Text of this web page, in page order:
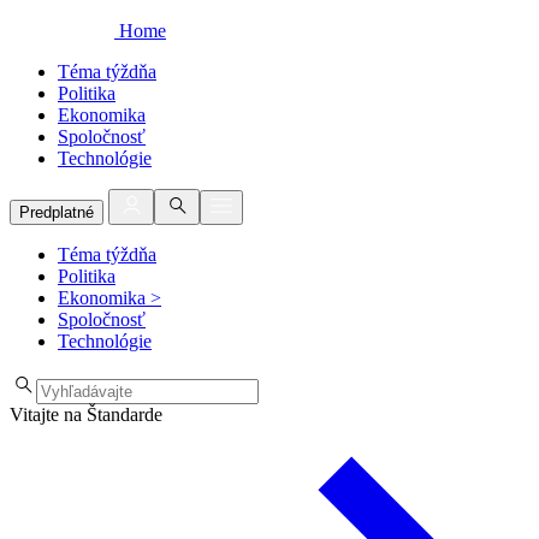
Home
Téma týždňa
Politika
Ekonomika
Spoločnosť
Technológie
Predplatné
Téma týždňa
Politika
Ekonomika >
Spoločnosť
Technológie
Vitajte na Štandarde